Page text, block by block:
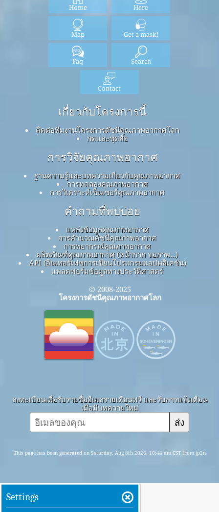
Home Here
Map Get a mask!
Faq Search
Contact
เกี่ยวกับโครงการนี้
ติดต่อทีมงานโครงการดัชนีคุณภาพอากาศโลก
กดและชุดสื่อ
การวิจัยคุณภาพอากาศ
ฐานความรู้และบทความเกี่ยวกับคุณภาพอากาศ
การทดลองคุณภาพอากาศ
การวิเคราะห์เซ็นเซอร์คุณภาพอากาศ
คำถามที่พบบ่อย
แหล่งข้อมูลคุณภาพอากาศ
การคำนวณดัชนีคุณภาพอากาศ
การพยากรณ์คุณภาพอากาศ
ผลิตภัณฑ์คุณภาพอากาศ (หน้ากาก จอภาพ…)
API (อินเทอร์เฟซการเขียนโปรแกรมแอปพลิเคชัน)
แพลตฟอร์มข้อมูลทางประวัติศาสตร์
© 2008-2025
โครงการดัชนีคุณภาพอากาศโลก
ลงทะเบียนเพื่อรับรายชื่ออีเมลรายเดือนฟรี และรับการแจ้งเตือน
เมื่อมีบทความใหม่
ส่ง
This page has been generated on Saturday, Aug 8th 2026, 10:44 am CST from jp2n
Settings